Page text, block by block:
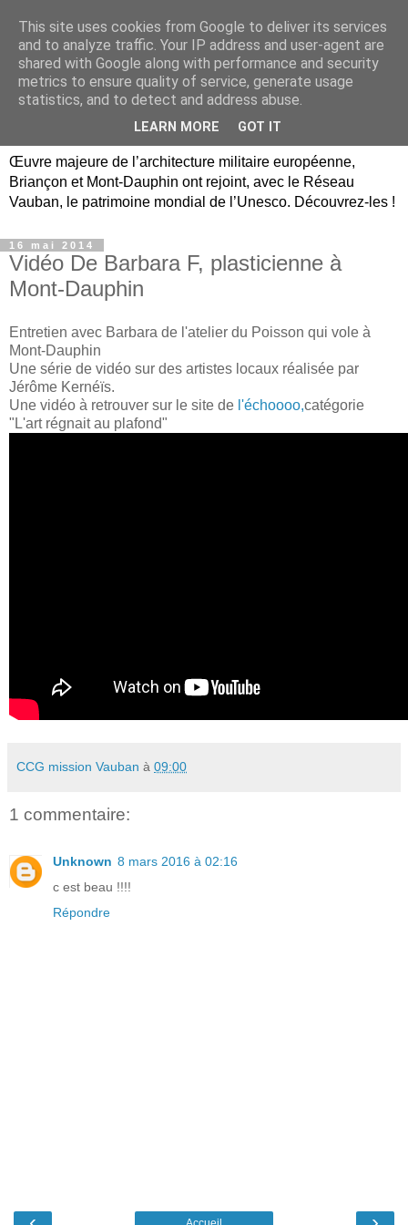
Briançon, Mont-Dauphin,
Vauban Unesco Hautes-
Œuvre majeure de l’architecture militaire européenne,
Briançon et Mont-Dauphin ont rejoint, avec le Réseau
Vauban, le patrimoine mondial de l’Unesco. Découvrez-les !
16 mai 2014
Vidéo De Barbara F, plasticienne à
Mont-Dauphin
Entretien avec Barbara de l'atelier du Poisson qui vole à
Mont-Dauphin
Une série de vidéo sur des artistes locaux réalisée par
Jérôme Kernéïs.
Une vidéo à retrouver sur le site de l'échoooo,catégorie
"L'art régnait au plafond"
CCG mission Vauban à 09:00
1 commentaire:
Unknown 8 mars 2016 à 02:16
c est beau !!!!
Répondre
This site uses cookies from Google to deliver its services
and to analyze traffic. Your IP address and user-agent are
shared with Google along with performance and security
metrics to ensure quality of service, generate usage
statistics, and to detect and address abuse.
LEARN MORE GOT IT